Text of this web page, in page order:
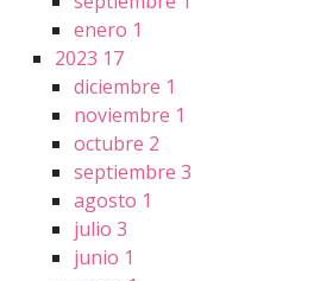
enero 1
2023 17
diciembre 1
noviembre 1
octubre 2
septiembre 3
agosto 1
julio 3
junio 1